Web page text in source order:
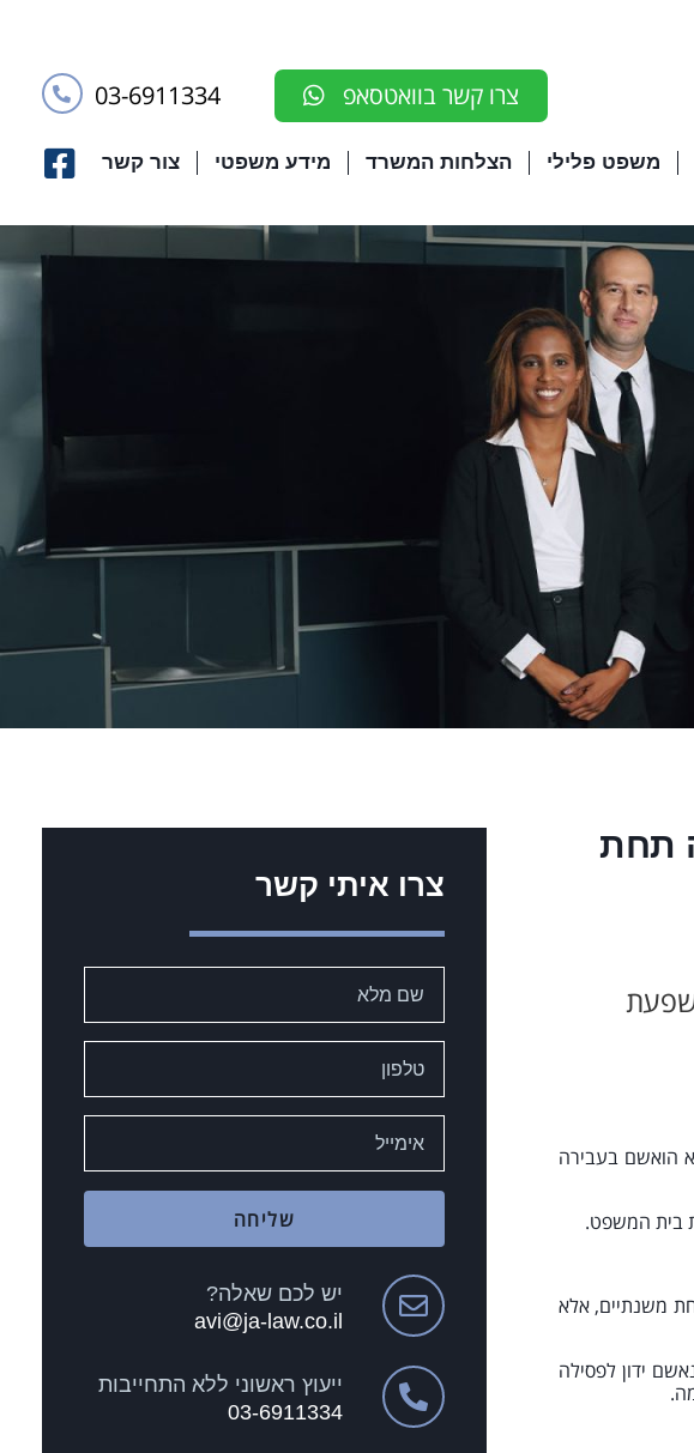
צרו קשר בוואטסאפ 03-6911334
משפט פלילי הצלחות המשרד מידע משפטי צור קשר
– נהיגה תחת
תחת השפעת
הואשם בעבירה
משנתיים, אלא
ידון לפסילה
צרו איתי קשר
שליחה
יש לכם שאלה?
avi@ja-law.co.il
ייעוץ ראשוני ללא התחייבות
03-6911334